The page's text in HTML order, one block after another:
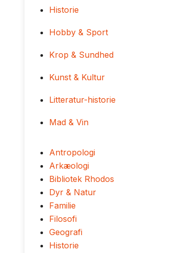
Historie
Hobby & Sport
Krop & Sundhed
Kunst & Kultur
Litteratur-historie
Mad & Vin
Antropologi
Arkæologi
Bibliotek Rhodos
Dyr & Natur
Familie
Filosofi
Geografi
Historie